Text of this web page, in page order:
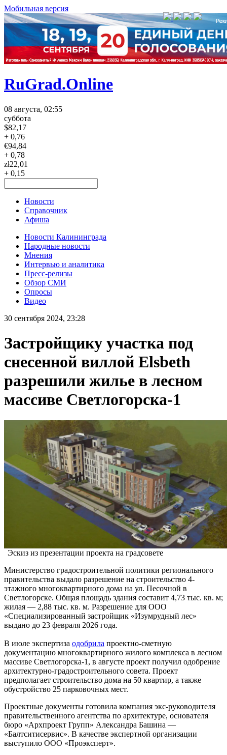
Мобильная версия
RuGrad.Online
08 августа, 02:55
суббота
$82,17
+ 0,76
€94,84
+ 0,78
zł22,01
+ 0,15
Новости
Справочник
Афиша
Новости Калининграда
Народные новости
Мнения
Интервью и аналитика
Пресс-релизы
Обзор СМИ
Опросы
Видео
30 сентября 2024, 23:28
Застройщику участка под
снесенной виллой Elsbeth
разрешили жилье в лесном
массиве Светлогорска-1
Эскиз из презентации проекта на градсовете
Министерство градостроительной политики регионального
правительства выдало разрешение на строительство 4-
этажного многоквартирного дома на ул. Песочной в
Светлогорске. Общая площадь здания составит 4,73 тыс. кв. м;
жилая — 2,88 тыс. кв. м. Разрешение для ООО
«Специализированный застройщик «Изумрудный лес»
выдано до 23 февраля 2026 года.
В июле экспертиза одобрила проектно-сметную
документацию многоквартирного жилого комплекса в лесном
массиве Светлогорска-1, в августе проект получил одобрение
архитектурно-градостроительного совета. Проект
предполагает строительство дома на 50 квартир, а также
обустройство 25 парковочных мест.
Проектные документы готовила компания экс-руководителя
правительственного агентства по архитектуре, основателя
бюро «Архпроект Групп» Александра Башина —
«Балтситисервис». В качестве экспертной организации
выступило ООО «Проэксперт».